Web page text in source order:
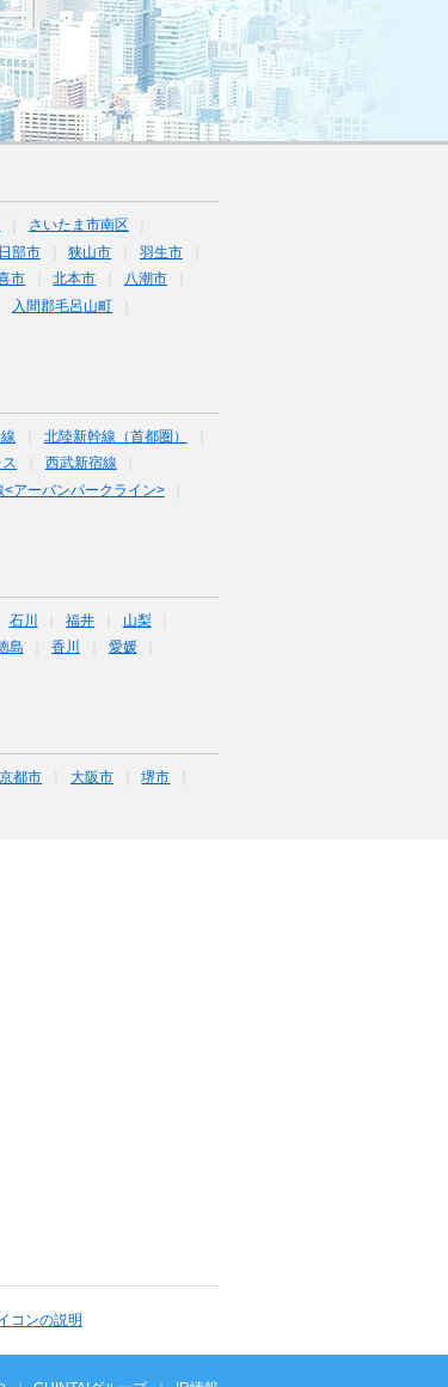
さいたま市南区
部市 狭山市
羽生市
市 北本市
八潮市
入間郡毛呂山町
北陸新幹線（首都圏）
西武新宿線
<アーバンパークライン>
石川 福井
山梨
島 香川
愛媛
京都市 大阪市
堺市
コンの説明